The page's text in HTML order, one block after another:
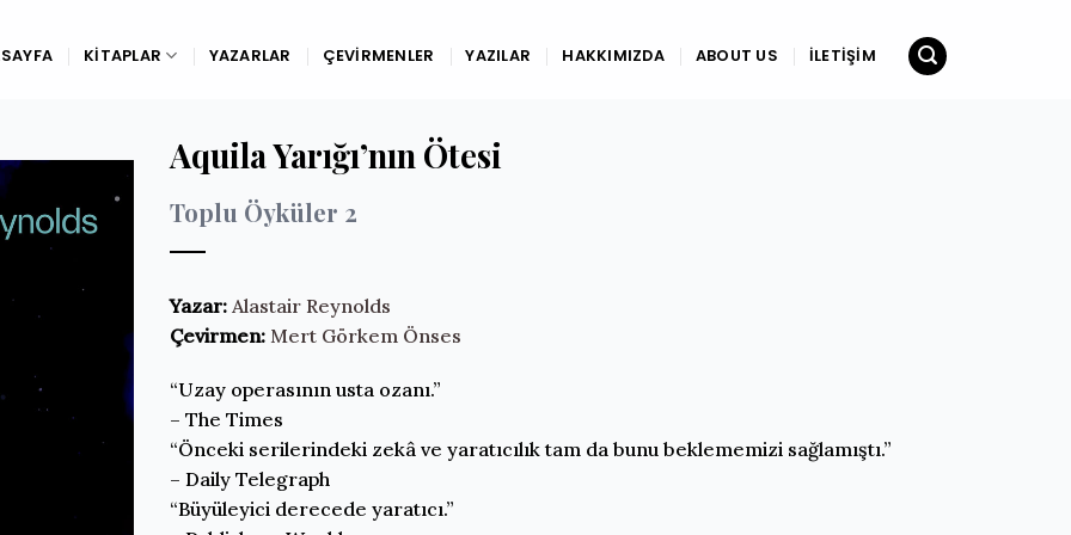
KITAPLAR YAZARLAR ÇEVIRMENLER YAZILAR HAKKIMIZDA ABOUT US İLETIŞIM
Aquila Yarığı’nın Ötesi
Toplu Öyküler 2
Yazar: Alastair Reynolds
Çevirmen: Mert Görkem Önses
“Uzay operasının usta ozanı.”
– The Times
“Önceki serilerindeki zekâ ve yaratıcılık tam da bunu beklememizi sağlamıştı.”
– Daily Telegraph
“Büyüleyici derecede yaratıcı.”